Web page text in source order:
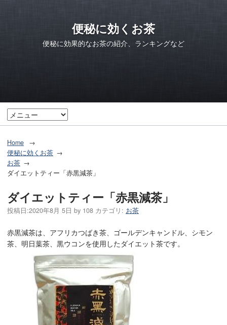
便秘に効くお茶
便秘に効果的なお茶の紹介、ランキングなど
Home
便秘に効くお茶
お茶
ダイエットティー「赤黒減茶」
ダイエットティー「赤黒減茶」
投稿日:2020年8月 5日 by 108 カテゴリ: お茶
赤黒減茶は、アフリカつばき茶、ゴールデンキャンドル、シモン
茶、明日葉茶、黒ウコンを使用したダイエット茶です。